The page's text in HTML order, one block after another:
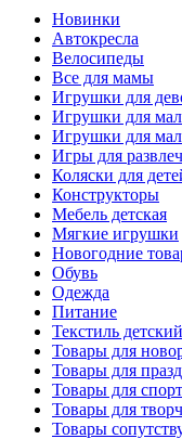
Новинки
Автокресла
Велосипеды
Все для мамы
Игрушки для
Игрушки для
Игрушки для
Игры для
Коляски для
Конструкторы
Мебель детская
Мягкие игрушки
Новогодние
Обувь
Одежда
Питание
Текстиль детский
Товары для
Товары для
Товары для
Товары для
Товары